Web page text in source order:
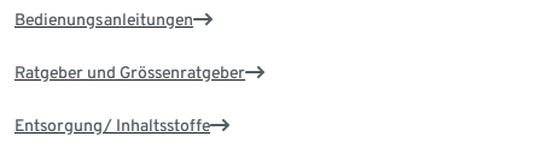
Bedienungsanleitungen
Ratgeber und Grössenratgeber
Entsorgung/ Inhaltsstoffe